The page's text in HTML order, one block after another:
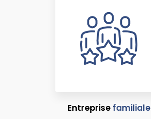
Entreprise familiale